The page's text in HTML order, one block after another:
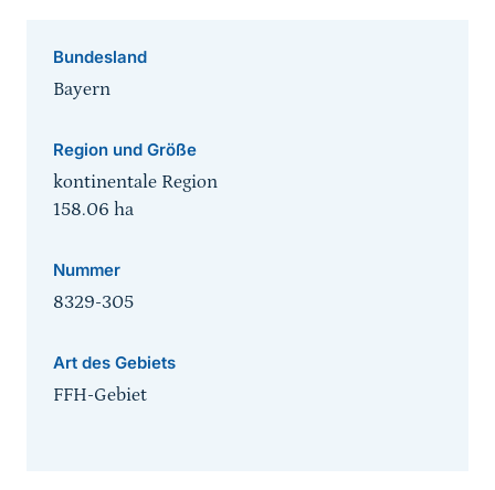
Bundesland
Bayern
Region und Größe
kontinentale Region
158.06 ha
Nummer
8329-305
Art des Gebiets
FFH-Gebiet